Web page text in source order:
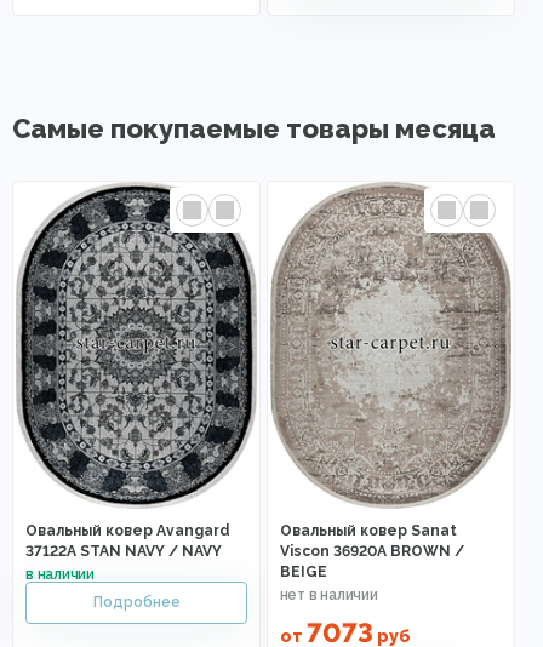
Самые покупаемые товары месяца
Овальный ковер Avangard
37122A STAN NAVY / NAVY
Овальный ковер Sanat
Viscon 36920A BROWN /
BEIGE
от 7073 руб